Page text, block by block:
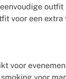
voor een
voor